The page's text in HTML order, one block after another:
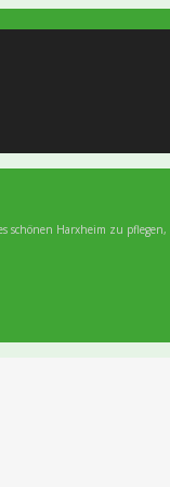
schönen Harxheim zu